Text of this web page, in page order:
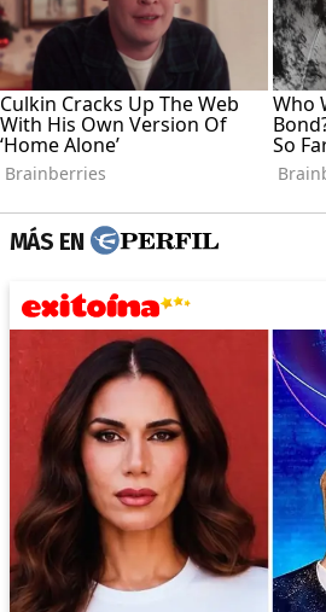
MÁS EN